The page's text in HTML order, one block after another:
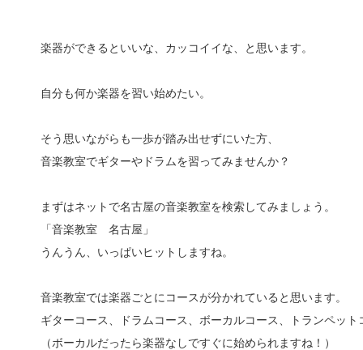
楽器ができるといいな、カッコイイな、と思います。
自分も何か楽器を習い始めたい。
そう思いながらも一歩が踏み出せずにいた方、
音楽教室でギターやドラムを習ってみませんか？
まずはネットで名古屋の音楽教室を検索してみましょう。
「音楽教室 名古屋」
うんうん、いっぱいヒットしますね。
音楽教室では楽器ごとにコースが分かれていると思います。
ギターコース、ドラムコース、ボーカルコース、トランペット
（ボーカルだったら楽器なしですぐに始められますね！）